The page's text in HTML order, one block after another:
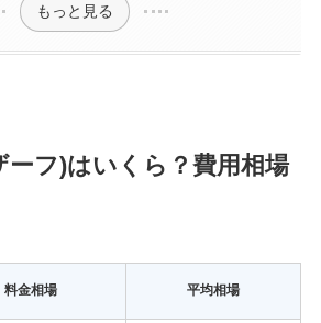
もっと見る
ーフ)はいくら？費用相場
料金相場 平均相場